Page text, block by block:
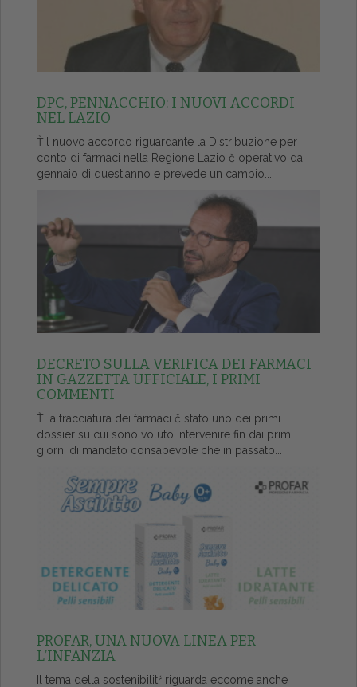
DPC, PENNACCHIO: I NUOVI ACCORDI
NEL LAZIO
ŤIl nuovo accordo riguardante la Distribuzione per
conto di farmaci nella Regione Lazio č operativo da
gennaio di quest'anno e prevede un cambio...
DECRETO SULLA VERIFICA DEI FARMACI
IN GAZZETTA UFFICIALE, I PRIMI
COMMENTI
ŤLa tracciatura dei farmaci č stato uno dei primi
dossier su cui sono voluto intervenire fin dai primi
giorni di mandato consapevole che in passato...
PROFAR, UNA NUOVA LINEA PER
L’INFANZIA
Il tema della sostenibilitŕ riguarda eccome anche i